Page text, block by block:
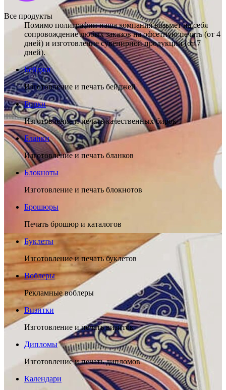
Все продукты
Помимо полиграфии наша компания возьмет на себя
сопровождение любых заказов на офсетную печать (от 4
дней) и изготовление сувенирной продукции (от 7
дней).
Бейджи
Изготовление и печать бейджей
Бирки
Изготовление и печать качественных бирок
Бланки
Изготовление и печать бланков
Блокноты
Изготовление и печать блокнотов
Брошюры
Печать брошюр и каталогов
Буклеты
Изготовление и печать буклетов
Воблеры
Рекламные воблеры
Визитки
Изготовление и печать визиток
Дипломы
Изготовление и печать дипломов
Календари